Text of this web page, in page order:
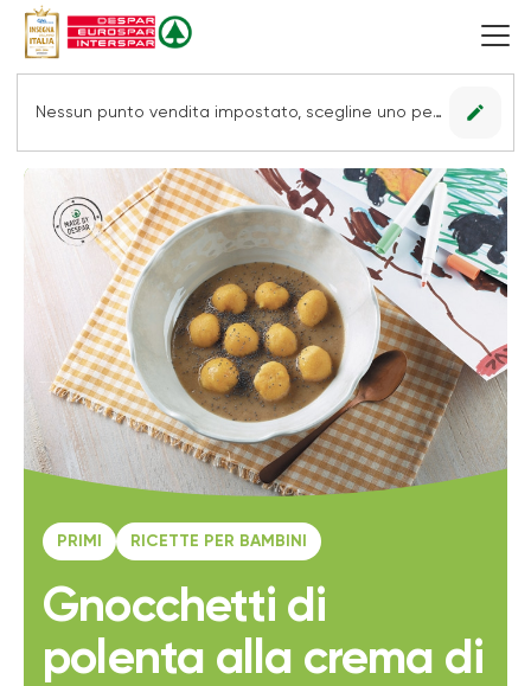
Nessun punto vendita impostato, scegline uno per vedere le offerte. edit
PRIMI RICETTE PER BAMBINI
Gnocchetti di
polenta alla crema di